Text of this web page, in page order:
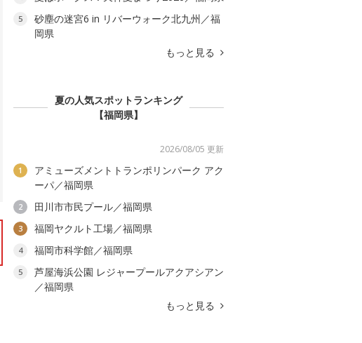
5
砂塵の迷宮6 in リバーウォーク北九州／福
岡県
もっと見る
夏の人気スポットランキング
【福岡県】
2026/08/05 更新
1
アミューズメントトランポリンパーク アク
ーパ／福岡県
2 田川市市民プール／福岡県
3 福岡ヤクルト工場／福岡県
4 福岡市科学館／福岡県
5
芦屋海浜公園 レジャープールアクアシアン
／福岡県
もっと見る